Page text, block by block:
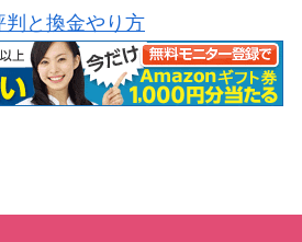
判と換金やり方